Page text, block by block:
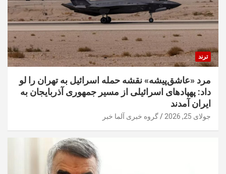
ترند
مرد «عاشق‌پیشه» نقشه حمله اسرائیل به تهران را لو
داد: پهپادهای اسرائیلی از مسیر جمهوری آذربایجان به
ایران آمدند
جولای 25, 2026 گروه خبری آلما خبر